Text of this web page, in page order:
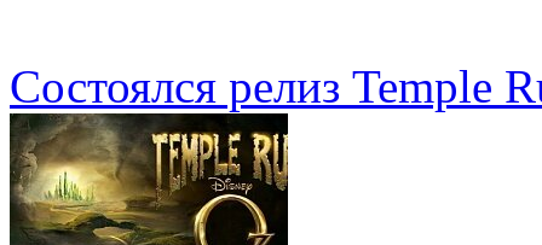
Состоялся релиз Temple